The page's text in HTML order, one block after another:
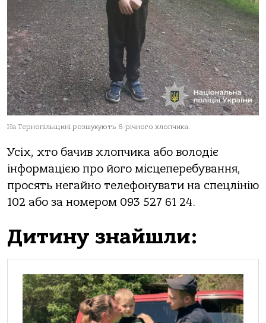
На Тернопільщині розшукують 6-річного хлопчика.
Усіх, хто бачив хлопчика або володіє
інформацією про його місцеперебування,
просять негайно телефонувати на спецлінію
102 або за номером 093 527 61 24.
Дитину знайшли: